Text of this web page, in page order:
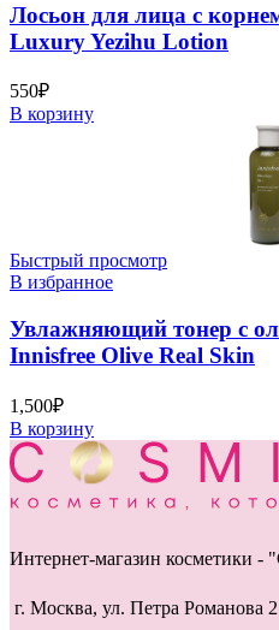
Лосьон для лица с
Luxury Yezihu Lotion
550₽
В корзину
Быстрый просмотр
В избранное
Увлажняющий тонер с
Innisfree Olive Real Skin
1,500₽
В корзину
Интернет-магазин косметики -
г. Москва, ул. Петра Романова 2